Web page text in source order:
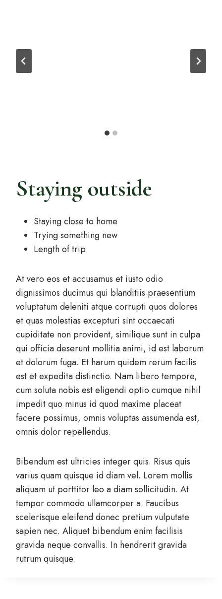
Staying outside
Staying close to home
Trying something new
Length of trip
At vero eos et accusamus et iusto odio
dignissimos ducimus qui blanditiis praesentium
voluptatum deleniti atque corrupti quos dolores
et quas molestias excepturi sint occaecati
cupiditate non provident, similique sunt in culpa
qui officia deserunt mollitia animi, id est laborum
et dolorum fuga. Et harum quidem rerum facilis
est et expedita distinctio. Nam libero tempore,
cum soluta nobis est eligendi optio cumque nihil
impedit quo minus id quod maxime placeat
facere possimus, omnis voluptas assumenda est,
omnis dolor repellendus.
Bibendum est ultricies integer quis. Risus quis
varius quam quisque id diam vel. Lorem mollis
aliquam ut porttitor leo a diam sollicitudin. At
tempor commodo ullamcorper a. Faucibus
scelerisque eleifend donec pretium vulputate
sapien nec. Aliquet bibendum enim facilisis
gravida neque convallis. In hendrerit gravida
rutrum quisque.